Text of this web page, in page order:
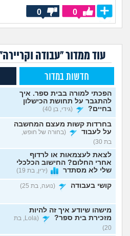
0
0
עוד ממדור "עבודה
חדשות במדור
הפכתי למורה בבית ספר. איך
להתגבר על תחושת הכישלון
בחיים?
(גידי, בן 40)
בחרדות קשות מעצם המחשבה
על לעבוד
(בחורה של חופש,
בת 30)
לצאת לעצמאות או לרדוף
אחרי החלום? החישוב הכלכלי
שלי לא מסתדר
(ירין, בת 19)
קושי בעבודה (נועה, בת 25)
מישהו שיודע איך זה להיות
מזכירת בית ספר?
(Lola, בת
20)